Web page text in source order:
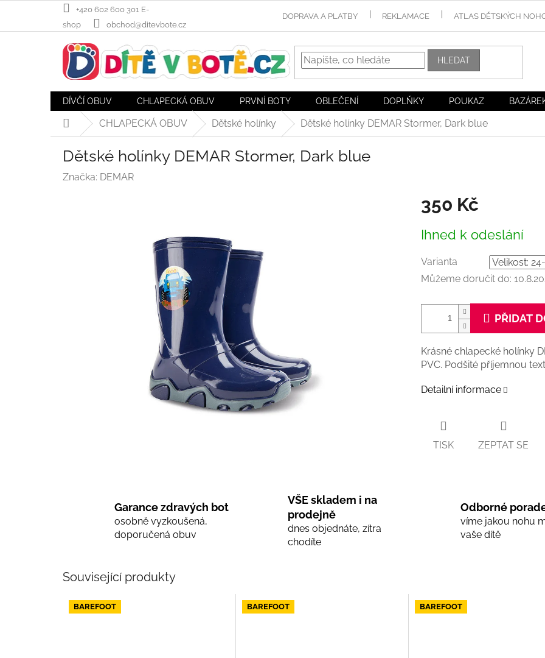
obsah
+420 602 600 301 E-
shop
obchod@ditevbote.cz
DOPRAVA A PLATBY REKLAMACE ATLAS DĚTSKÝCH
HLEDAT
DÍVČÍ OBUV CHLAPECKÁ OBUV PRVNÍ BOTY OBLEČENÍ DOPLŇKY POUKAZ
DomůCHLAPECKÁ OBUV Dětské holínky Dětské holínky DEMAR Stormer, Dark blue
Dětské holínky DEMAR Stormer, Dark blue
Značka: DEMAR
350 Kč
cena:
Ihned k odeslání
Varianta
Můžeme doručit do:
PŘIDAT
Krásné chlapecké holínky
PVC. Podšité příjemnou
Detailní informace
TISK ZEPTAT SE
Garance zdravých bot
osobně vyzkoušená,
doporučená obuv
VŠE skladem i na
prodejně
dnes objednáte, zítra
chodíte
Odborné
víme jakou nohu
vaše dítě
Související produkty
BAREFOOT BAREFOOT BAREFOOT